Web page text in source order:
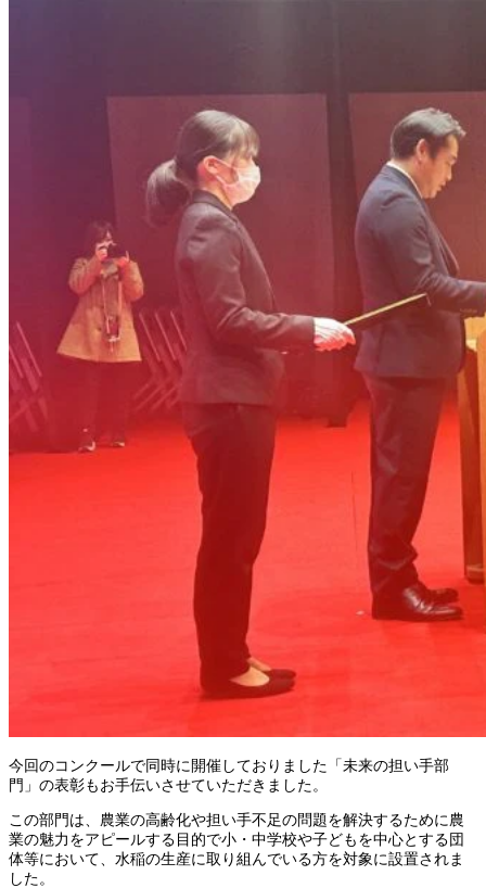
今回のコンクールで同時に開催しておりました「未来の担い手部
門」の表彰もお手伝いさせていただきました。
この部門は、農業の高齢化や担い手不足の問題を解決するために農
業の魅力をアピールする目的で小・中学校や子どもを中心とする団
体等において、水稲の生産に取り組んでいる方を対象に設置されま
した。